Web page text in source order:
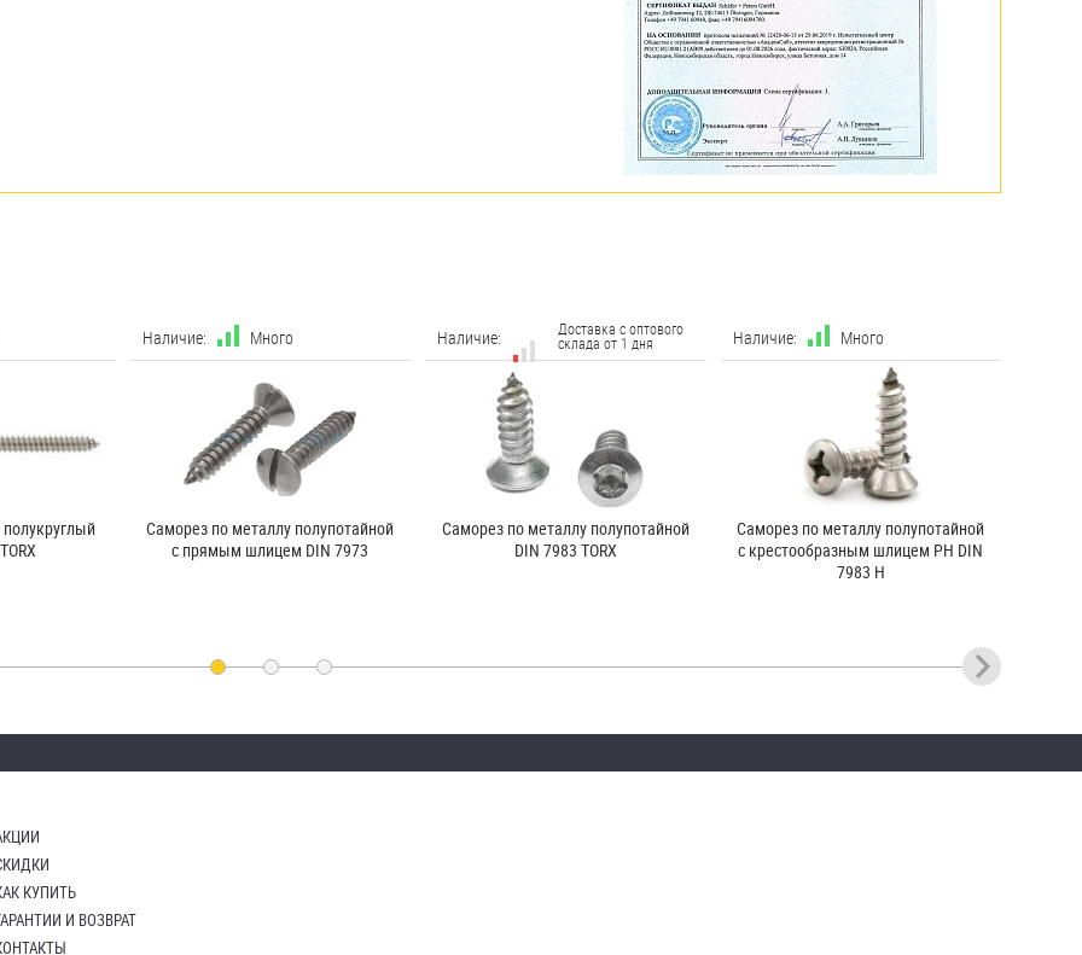
Наличие: Много
Саморез по металлу полупотайной
с прямым шлицем DIN 7973
Наличие: Доставка с оптового
склада от 1 дня
Саморез по металлу полупотайной
DIN 7983 TORX
Наличие: Много
Саморез по металлу полупотайной
с крестообразным шлицем PH DIN
7983 H
Саморез по металлу потайной с
крестообразным шлицем PH DIN
Доставка с оптового
склада от 1 дня
Саморез по металлу
цилиндрический с прямым шлицем
Саморез по металлу шестигранный
DIN 7976
Саморез полукруглый с
крестообразным шлицем PH и
Саморез по металлу полукруглый с
крестообразным шлицем PZ DIN
Саморез потайной со сверлом DIN
7504O (P) TORX
КУПИТЬ
И ВОЗВРАТ